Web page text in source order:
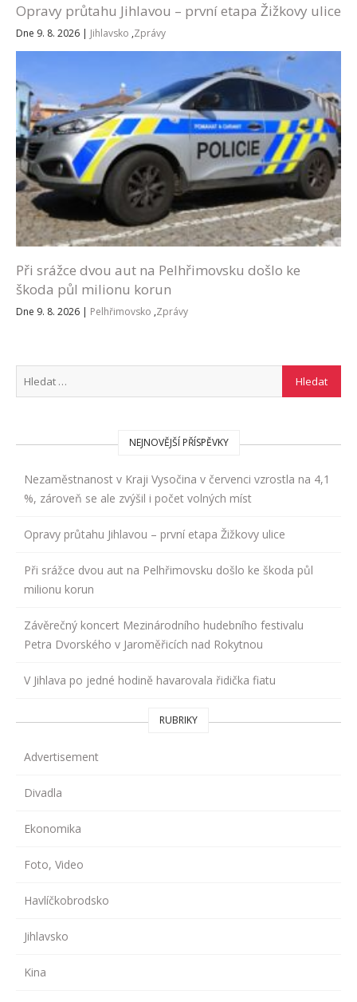
Opravy průtahu Jihlavou – první etapa Žižkovy ulice
Dne 9. 8. 2026 | Jihlavsko ,Zprávy
Při srážce dvou aut na Pelhřimovsku došlo ke
škoda půl milionu korun
Dne 9. 8. 2026 | Pelhřimovsko ,Zprávy
NEJNOVĚJŠÍ PŘÍSPĚVKY
Nezaměstnanost v Kraji Vysočina v červenci vzrostla na 4,1
%, zároveň se ale zvýšil i počet volných míst
Opravy průtahu Jihlavou – první etapa Žižkovy ulice
Při srážce dvou aut na Pelhřimovsku došlo ke škoda půl
milionu korun
Závěrečný koncert Mezinárodního hudebního festivalu
Petra Dvorského v Jaroměřicích nad Rokytnou
V Jihlava po jedné hodině havarovala řidička fiatu
RUBRIKY
Advertisement
Divadla
Ekonomika
Foto, Video
Havlíčkobrodsko
Jihlavsko
Kina